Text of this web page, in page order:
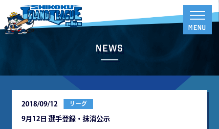
News
2018/09/12 リーグ
9月12日 選手登録・抹消公示